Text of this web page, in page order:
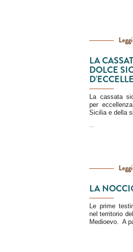
Leggi
LA
DOLCE
La cassata
per
Sicilia e della
...
Leggi
LA
Le prime
nel territorio
Medioevo. A